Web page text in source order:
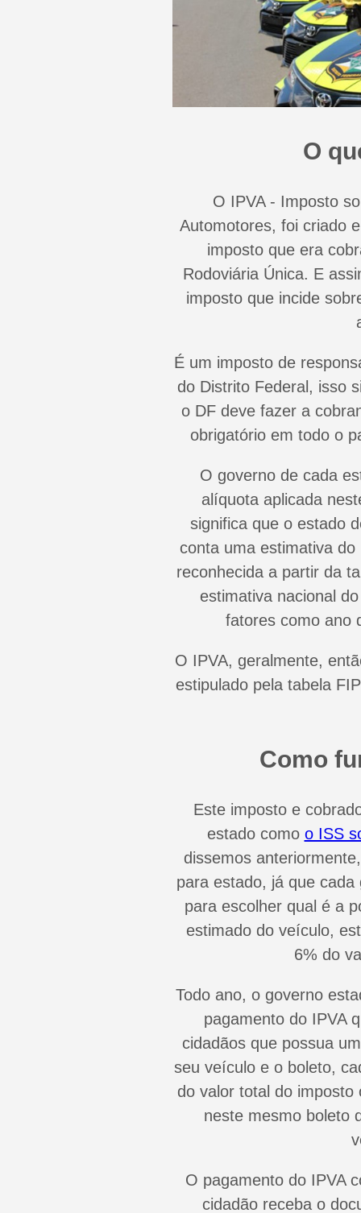
O
O IPVA - Imposto
Automotores, foi criado
imposto que era
Rodoviária Única. E
imposto que incide
É um imposto de
do Distrito Federal, isso
o DF deve fazer a
obrigatório em todo o
O governo de cada
alíquota aplicada
significa que o estado
conta uma estimativa
reconhecida a partir da
estimativa nacional
fatores como ano
O IPVA, geralmente,
estipulado pela tabela
Como
Este imposto e
estado como o ISS
dissemos
para estado, já que
para escolher qual é a
estimado do veículo,
6% do
Todo ano, o governo
pagamento do IPVA
cidadãos que possua
seu veículo e o boleto,
do valor total do imposto
neste mesmo boleto
O pagamento do IPVA
cidadão receba o